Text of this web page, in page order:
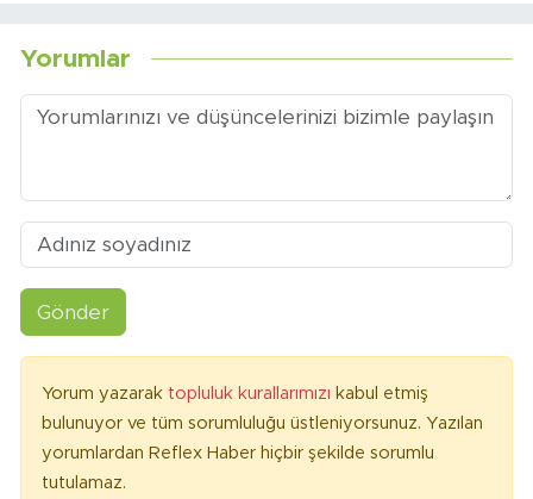
Yorumlar
Gönder
Yorum yazarak topluluk kurallarımızı kabul etmiş
bulunuyor ve tüm sorumluluğu üstleniyorsunuz. Yazılan
yorumlardan Reflex Haber hiçbir şekilde sorumlu
tutulamaz.